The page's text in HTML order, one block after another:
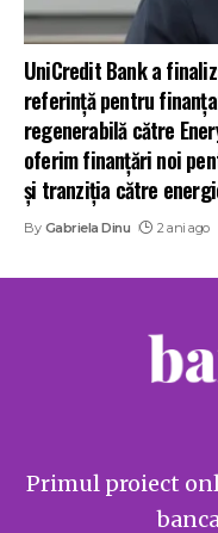
UniCredit Bank a
referință pentru
regenerabilă către
oferim finanțări noi
și tranziția către
By Gabriela Dinu 2 ani ago
Primul proiect